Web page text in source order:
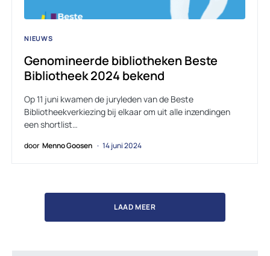
NIEUWS
Genomineerde bibliotheken Beste
Bibliotheek 2024 bekend
Op 11 juni kwamen de juryleden van de Beste
Bibliotheekverkiezing bij elkaar om uit alle inzendingen
een shortlist…
door Menno Goosen 14 juni 2024
LAAD MEER